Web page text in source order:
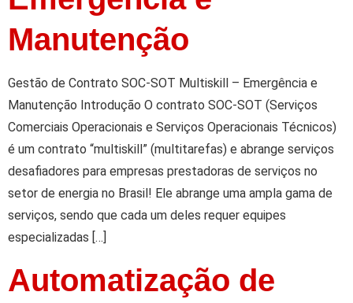
Manutenção
Gestão de Contrato SOC-SOT Multiskill – Emergência e
Manutenção Introdução O contrato SOC-SOT (Serviços
Comerciais Operacionais e Serviços Operacionais Técnicos)
é um contrato “multiskill” (multitarefas) e abrange serviços
desafiadores para empresas prestadoras de serviços no
setor de energia no Brasil! Ele abrange uma ampla gama de
serviços, sendo que cada um deles requer equipes
especializadas […]
Automatização de